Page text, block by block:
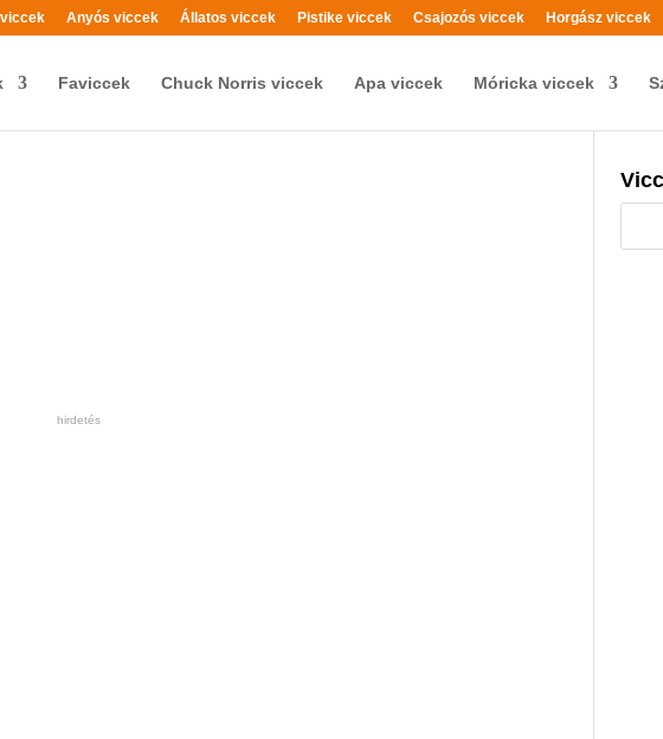
Anyós viccek Állatos viccek Pistike viccek Csajozós viccek Horgász viccek
Faviccek Chuck Norris viccek Apa viccek Móricka viccek
hirdetés